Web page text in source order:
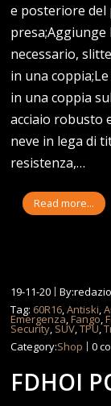
e posteriore del
necessario,
in una
in una coppia
acciaio robusto
neve in lega di
resistenza,…
Read more...
19-11-20
Tag: 60R16,Antiski,
Emergenza,Fango,
Security, SUV,TPU,
Category:Shop 0
FDHOI